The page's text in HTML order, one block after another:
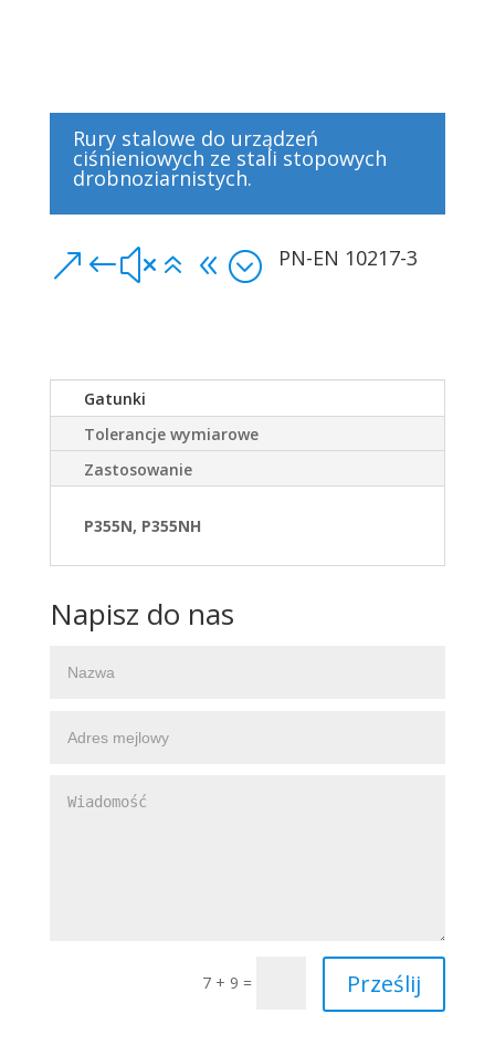
Rury stalowe do urządzeń
ciśnieniowych ze stali stopowych
drobnoziarnistych.
&#x68; PN-EN 10217-3
Gatunki
Tolerancje wymiarowe
Zastosowanie
P355N, P355NH
Napisz do nas
Prześlij
7 + 9 =